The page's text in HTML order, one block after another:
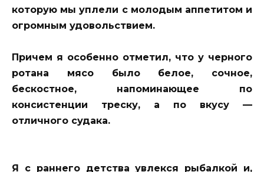
которую мы уплели с молодым аппетитом и
огромным удовольствием.
Причем я особенно отметил, что у черного
ротана мясо было белое, сочное,
бескостное, напоминающее по
консистенции треску, а по вкусу —
отличного судака.
Я с раннего детства увлекся рыбалкой и,